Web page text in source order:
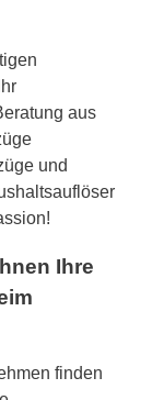
aus
und
Ihre
finden